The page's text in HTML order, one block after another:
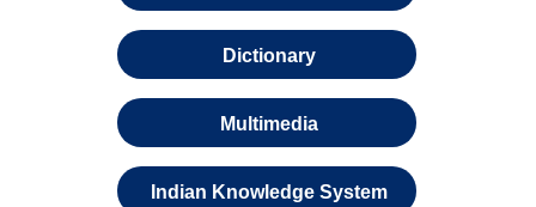
Dictionary
Multimedia
Indian Knowledge System